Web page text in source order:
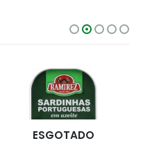
ESGOTADO